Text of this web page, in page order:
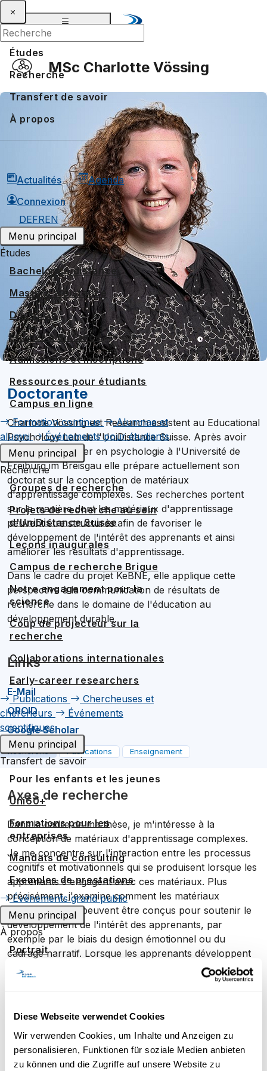
Diese Webseite verwendet Cookies
Wir verwenden Cookies, um Inhalte und Anzeigen zu
personalisieren, Funktionen für soziale Medien anbieten
zu können und die Zugriffe auf unsere Website zu
Études
Recherche
Transfert de savoir
À propos
Actualités
Agenda
Connexion
DEFREN
Menu principal
Études
Bachelors à distance
Masters à distance
Doctorat
Étudier à distance
Admissions et inscriptions
Ressources pour étudiants
Campus en ligne
Formation continue
Alumnae et
alumni
Événements pour étudiants
Menu principal
Recherche
Groupes de recherche
Projets de recherche au sein
d'UniDistance Suisse
Leçons inaugurales
Campus de recherche Brigue
Notre engagement pour la
science
Coup de projecteur sur la
recherche
Collaborations internationales
Early-career researchers
Publications
Chercheuses et
chercheurs
Événements
scientifiques
Menu principal
Transfert de savoir
Pour les enfants et les jeunes
Uni60+
Formations pour les
entreprises
Mandats de consulting
Exemples de prestations
Événements grand public
Menu principal
À propos
Portrait
Stratégie
Espace media
Travailler à UniDistance Suisse
Faculté de droit
MSc Charlotte Vössing
Doctorante
Charlotte Vössing est Research assistent au Educational
Psychology Lab de l'UniDistance Suisse. Après avoir
obtenu son master en psychologie à l'Université de
Freiburg im Breisgau elle prépare actuellement son
doctorat sur la conception de matériaux
d'apprentissage complexes. Ses recherches portent
sur la manière dont les matériaux d'apprentissage
peuvent être structurés afin de favoriser le
développement de l'intérêt des apprenants et ainsi
améliorer les résultats d'apprentissage.
Dans le cadre du projet KeBNE, elle applique cette
perspective à la communication de résultats de
recherche dans le domaine de l'éducation au
développement durable.
Links
E-Mail
ORCID
Google Scholar
Recherche Publications Enseignement
Axes de recherche
Dans le cadre de ma thèse, je m'intéresse à la
conception de matériaux d'apprentissage complexes.
Je me concentre sur l'interaction entre les processus
cognitifs et motivationnels qui se produisent lorsque les
apprenants s'engagent avec ces matériaux. Plus
précisément, j'examine comment les matériaux
d'apprentissage peuvent être conçus pour soutenir le
développement de l'intérêt des apprenants, par
exemple par le biais du design émotionnel ou du
cadrage narratif. Lorsque les apprenants développent
un intérêt pour le contenu à apprendre, ils parviennent
mieux à mobiliser efficacement leurs ressources
d'apprentissage.
Le projet KeBNE s'intéresse à la manière dont les
résultats de recherche sur l'éducation au
développement durable peuvent être présentés de